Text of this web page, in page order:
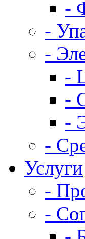
-
-
-
-
-
-
-
Услуги
-
-